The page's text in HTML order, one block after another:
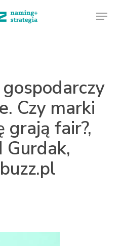
Menu
Czy marki
grają fair?,
Gurdak,